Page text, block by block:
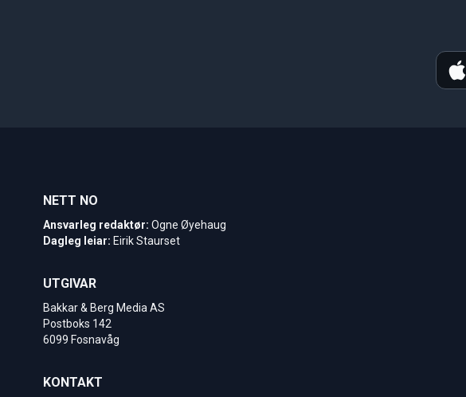
NETT NO
Ansvarleg redaktør: Ogne Øyehaug
Dagleg leiar: Eirik Staurset
UTGIVAR
Bakkar & Berg Media AS
Postboks 142
6099 Fosnavåg
KONTAKT